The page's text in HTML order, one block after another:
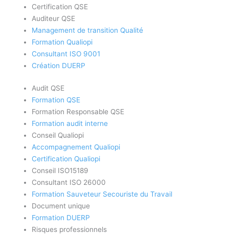
Certification QSE
Auditeur QSE
Management de transition Qualité
Formation Qualiopi
Consultant ISO 9001
Création DUERP
Audit QSE
Formation QSE
Formation Responsable QSE
Formation audit interne
Conseil Qualiopi
Accompagnement Qualiopi
Certification Qualiopi
Conseil ISO15189
Consultant ISO 26000
Formation Sauveteur Secouriste du Travail
Document unique
Formation DUERP
Risques professionnels